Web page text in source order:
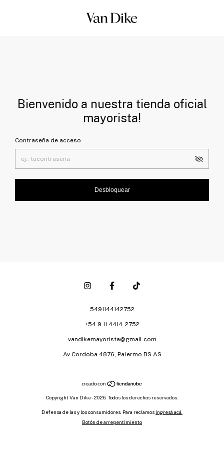
Bienvenido a nuestra tienda oficial
mayorista!
Contraseña de acceso
Desbloquear
5491144142752
+54 9 11 4414-2752
vandikemayorista@gmail.com
Av Cordoba 4876, Palermo BS AS
Copyright Van Dike - 2026. Todos los derechos reservados.
Defensa de las y los consumidores. Para reclamos ingresá acá.
Botón de arrepentimiento